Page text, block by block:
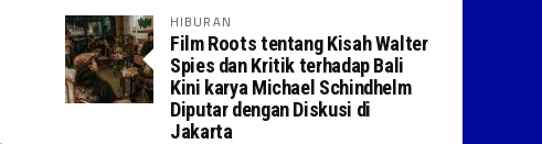
HIBURAN
Film Roots tentang Kisah Walter
Spies dan Kritik terhadap Bali
Kini karya Michael Schindhelm
Diputar dengan Diskusi di
Jakarta